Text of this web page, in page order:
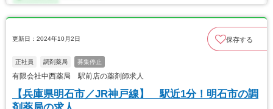
更新日：2024年10月2日 保存する
正社員 調剤薬局 募集停止
有限会社中西薬局 駅前店の薬剤師求人
【兵庫県明石市／JR神戸線】 駅近1分！明石市の調